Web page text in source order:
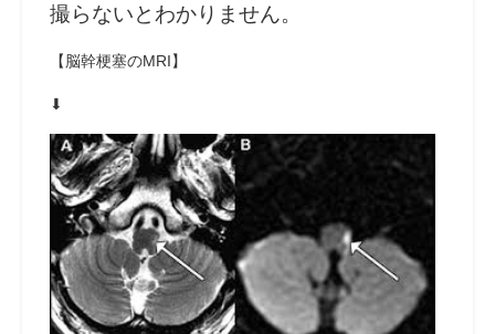
撮らないとわかりません。
【脳幹梗塞のMRI】
⬇︎